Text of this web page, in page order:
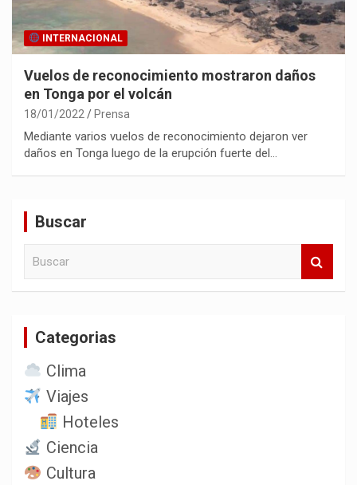
INTERNACIONAL
Vuelos de reconocimiento mostraron daños
en Tonga por el volcán
18/01/2022 Prensa
Mediante varios vuelos de reconocimiento dejaron ver
daños en Tonga luego de la erupción fuerte del…
Buscar
Categorias
Clima
Viajes
Hoteles
Ciencia
Cultura